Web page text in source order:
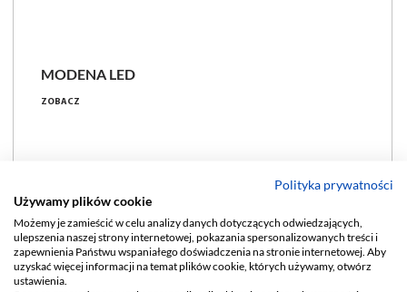
MODENA LED
ZOBACZ
Polityka prywatności
Używamy plików cookie
Możemy je zamieścić w celu analizy danych dotyczących odwiedzających,
ulepszenia naszej strony internetowej, pokazania spersonalizowanych treści i
zapewnienia Państwu wspaniałego doświadczenia na stronie internetowej. Aby
uzyskać więcej informacji na temat plików cookie, których używamy, otwórz
ustawienia.